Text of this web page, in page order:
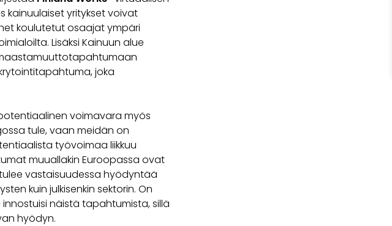
kainuulaiset yritykset voivat
koulutetut osaajat ympäri
Lisäksi Kainuun alue
joka
voimavara myös
tule, vaan meidän on
työvoimaa liikkuu
muuallakin Euroopassa ovat
vastaisuudessa hyödyntää
kuin julkisenkin sektorin. On
näistä tapahtumista, sillä
hyödyn.